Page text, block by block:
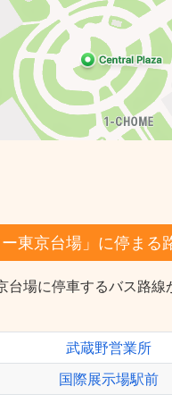
ー東京台場」に停まる
台場に停車するバス路
武蔵野営業所
国際展示場駅前